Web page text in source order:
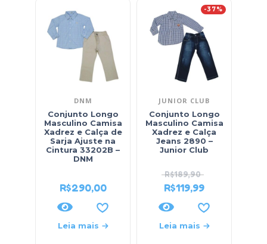
DNM
Conjunto Longo
Masculino Camisa
Xadrez e Calça de
Sarja Ajuste na
Cintura 33202B –
DNM
R$290,00
Leia mais
-37%
JUNIOR CLUB
Conjunto Longo
Masculino Camisa
Xadrez e Calça
Jeans 2890 –
Junior Club
R$189,90
R$119,99
Leia mais